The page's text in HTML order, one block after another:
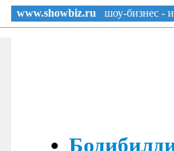
www.showbiz.ru шоу-бизнес -